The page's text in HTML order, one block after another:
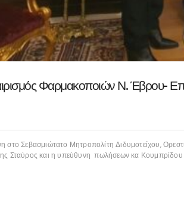
Φαρμακοποιών Ν. Έβρου-
στο Σεβασμιώτατο Μητροπολίτη Διδυμοτείχου,
Σταύρος και η υπεύθυνη πωλήσεων κα